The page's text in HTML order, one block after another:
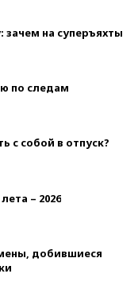
зачем на суперъяхты
по следам
с собой в отпуск?
– 2026
добившиеся